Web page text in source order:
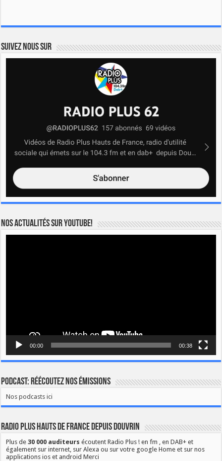
Suivez nous sur
Nos actualités sur YOUTUBE!
00:00 00:38
Podcast: Réécoutez nos émissions
Nos podcasts ici
Radio Plus Hauts de France depuis Douvrin
Plus de30 000 auditeurs écoutent Radio Plus ! en fm , en DAB+ et
également sur internet, sur Alexa ou sur votre google Home et sur nos
applications ios et android Merci